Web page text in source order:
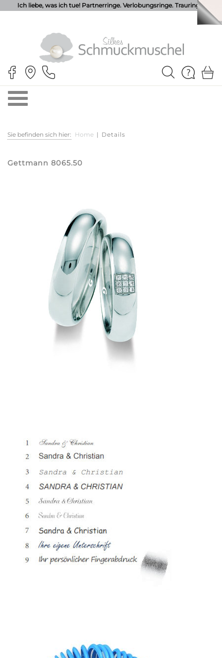
Ich liebe, was ich tue! Partnerringe. Verlobungsringe. Trauringe.
Sie befinden sich hier: Home | Details
Gettmann 8065.50